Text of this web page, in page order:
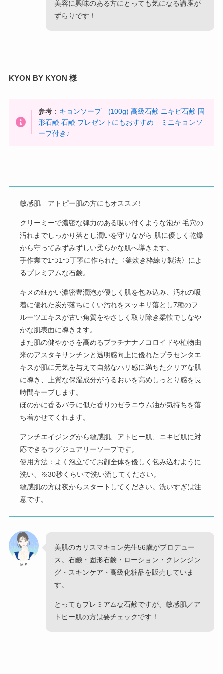
美容に興味のある方にとっても気になる講座が
ずらりです！
KYON BY KYON 様
参考： キョンソープ (100g) 高級石鹸 ニキビ石鹸 固
形石鹸 石鹸 プレゼントにもおすすめ ミニキョンソ
ープ付き♪
敏感肌 アトピー肌の方にもオススメ!
クリーミーで濃密な弾力のある吸い付くような泡が 毛穴の
汚れまでしっかり落とし潤いを守りながら 肌に優しく乾燥
から守ってみずみずしい柔らかな肌へ導きます。
手作業で1つ1つ丁寧に作られた〈釜炊き枠練り製法〉によ
るプレミアムな石鹸。
キメの細かい濃密豊潤泡が優しく肌を包み込み、汚れの吸
着に優れた炭が落ちにくい汚れをスッキリ落とし7種のフ
ルーツエキスが古い角質をやさしく取り除き柔軟でしなや
かな肌表面に導きます。
また肌の健やかさを高めるプラチナナノコロイドや植物由
来のアスタキサンチンと透明感向上に優れたプラセンタエ
キスが肌に元気を与えて自然なハリ感に満ちたクリアな肌
に導き、上質な保湿成分がうるおいを高めしっとり感を長
時間キープします。
ほのかに香るバラに似た香りのゼラニウム油が気持ちを落
ち着かせてくれます。
アンチエイジングから敏感肌、アトピー肌、ニキビ肌に対
応できるラグジュアリーソープです。
使用方法：よく泡立ててお顔全体を優しく包み込むように
洗い、※30秒くらいで洗い流してください。
敏感肌の方は夜からスタートしてください。洗いすぎは注
意です。
M.S
美肌のカリスマキョン先生56歳がプロデュー
ス。石鹸・固形石鹸・ローション・クレンジン
グ・スキンケア・高級化粧品を販売していま
す。
とってもプレミアムな石鹸ですが、敏感肌／ア
トピー肌の方は要チェックです！